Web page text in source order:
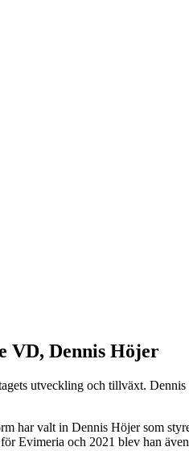
VD, Dennis Höjer
utveckling och tillväxt.
har valt in Dennis Höjer som
Evimeria och 2021 blev han